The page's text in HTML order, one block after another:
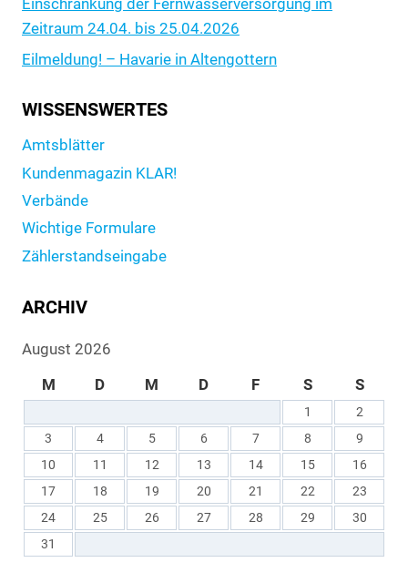
Einschränkung der Fernwasserversorgung im
Zeitraum 24.04. bis 25.04.2026
Eilmeldung! – Havarie in Altengottern
WISSENSWERTES
Amtsblätter
Kundenmagazin KLAR!
Verbände
Wichtige Formulare
Zählerstandseingabe
ARCHIV
August 2026
M
D M D F S S
1
2
3
4 5 6 7 8
9
10
11 12 13 14 15
16
17
18 19 20 21 22
23
24
25 26 27 28 29
30
31